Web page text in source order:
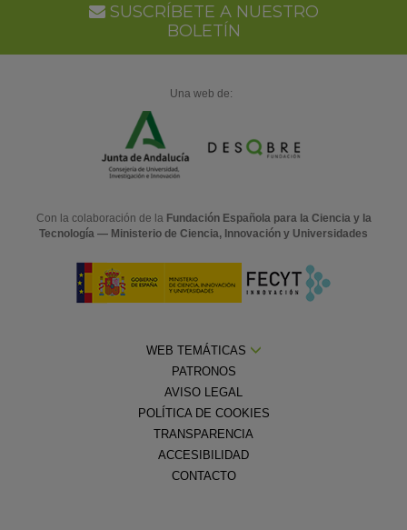
SUSCRÍBETE A NUESTRO
BOLETÍN
Una web de:
Con la colaboración de la Fundación Española para la Ciencia y la
Tecnología — Ministerio de Ciencia, Innovación y Universidades
WEB TEMÁTICAS
PATRONOS
AVISO LEGAL
POLÍTICA DE COOKIES
TRANSPARENCIA
ACCESIBILIDAD
CONTACTO